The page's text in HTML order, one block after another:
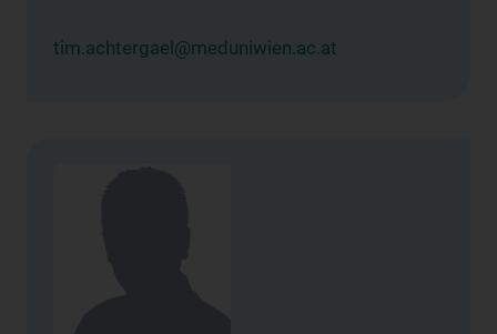
tim.achtergael@meduniwien.ac.at